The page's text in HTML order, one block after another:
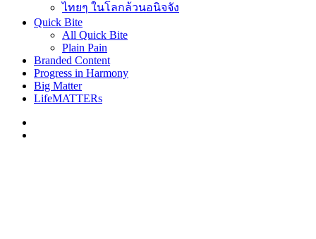
ไทยๆ ในโลกล้วนอนิจจัง
Quick Bite
All Quick Bite
Plain Pain
Branded Content
Progress in Harmony
Big Matter
LifeMATTERs